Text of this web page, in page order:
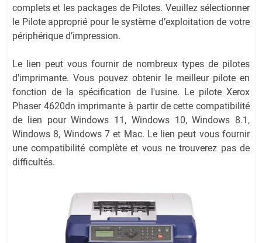
complets et les packages de Pilotes. Veuillez sélectionner
le Pilote approprié pour le système d’exploitation de votre
périphérique d’impression.
Le lien peut vous fournir de nombreux types de pilotes
d'imprimante. Vous pouvez obtenir le meilleur pilote en
fonction de la spécification de l'usine. Le pilote Xerox
Phaser 4620dn imprimante à partir de cette compatibilité
de lien pour Windows 11, Windows 10, Windows 8.1,
Windows 8, Windows 7 et Mac. Le lien peut vous fournir
une compatibilité complète et vous ne trouverez pas de
difficultés.